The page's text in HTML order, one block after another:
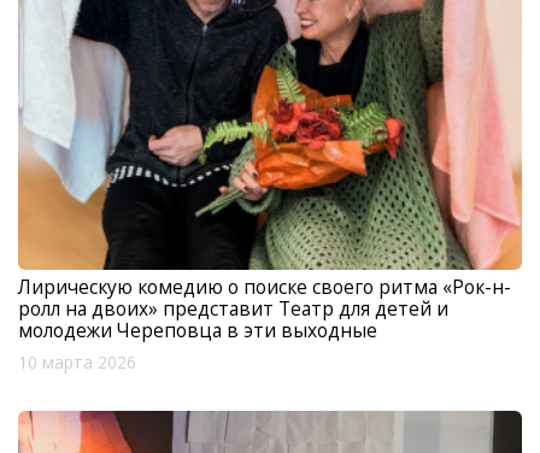
Лирическую комедию о поиске своего ритма «Рок-н-
ролл на двоих» представит Театр для детей и
молодежи Череповца в эти выходные
10 марта 2026